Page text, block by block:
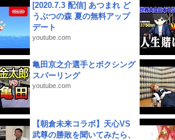
[2020.7.3 配信] あつまれ ど
うぶつの森 夏の無料アップ
デート
youtube.com
亀田京之介選手とボクシング
スパーリング
youtube.com
【朝倉未来コラボ】天心VS
武尊の勝敗を聞いてみたら、